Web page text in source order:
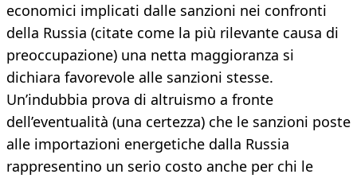
economici implicati dalle sanzioni nei confronti
della Russia (citate come la più rilevante causa di
preoccupazione) una netta maggioranza si
dichiara favorevole alle sanzioni stesse.
Un’indubbia prova di altruismo a fronte
dell’eventualità (una certezza) che le sanzioni poste
alle importazioni energetiche dalla Russia
rappresentino un serio costo anche per chi le